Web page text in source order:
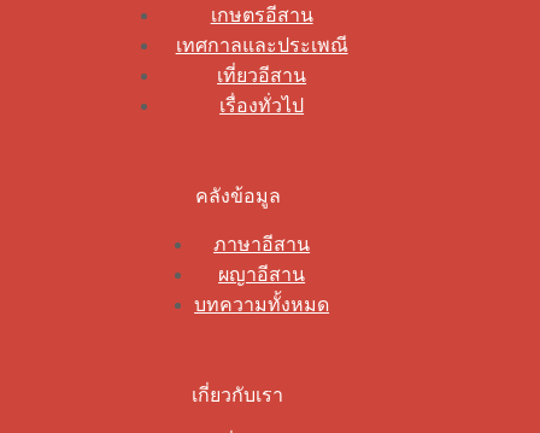
เกษตรอีสาน
เทศกาลและประเพณี
เที่ยวอีสาน
เรื่องทั่วไป
คลังข้อมูล
ภาษาอีสาน
ผญาอีสาน
บทความทั้งหมด
เกี่ยวกับเรา